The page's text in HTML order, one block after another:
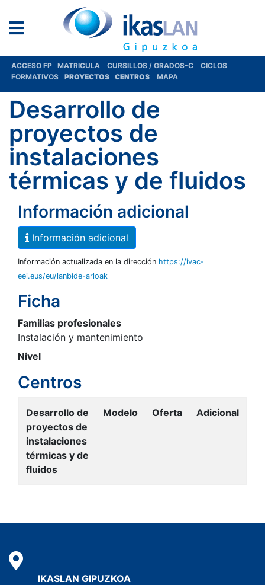
ACCESO FP MATRICULA CURSILLOS / GRADOS-C
CICLOS
FORMATIVOS
PROYECTOS CENTROS MAPA
Desarrollo de
proyectos de
instalaciones
térmicas y de fluidos
Información adicional
Información adicional
Información actualizada en la dirección https://ivac-
eei.eus/eu/lanbide-arloak
Ficha
Familias profesionales
Instalación y mantenimiento
Nivel
Centros
Desarrollo de
proyectos de
instalaciones
térmicas y de
fluidos
Modelo Oferta Adicional
IKASLAN GIPUZKOA